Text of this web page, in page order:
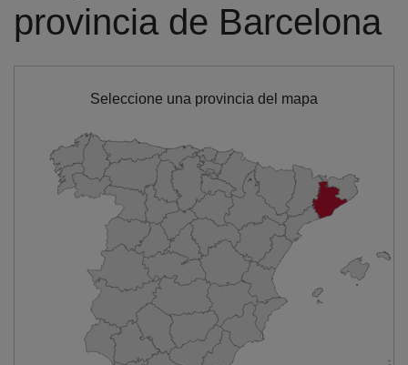
provincia de Barcelona
Seleccione una provincia del mapa